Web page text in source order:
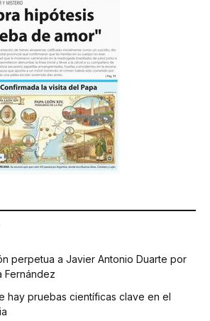
perpetua a Javier Antonio Duarte por
Fernández
hay pruebas científicas clave en el